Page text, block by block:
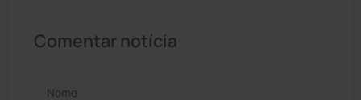
Comentar notícia